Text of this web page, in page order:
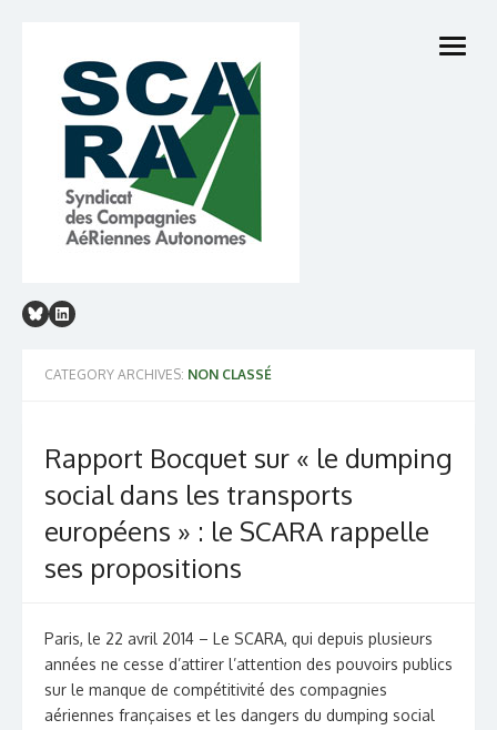
content
open
CATEGORY ARCHIVES: NON CLASSÉ
Rapport Bocquet sur « le dumping
social dans les transports
européens » : le SCARA rappelle
ses propositions
Paris, le 22 avril 2014 – Le SCARA, qui depuis plusieurs
années ne cesse d’attirer l’attention des pouvoirs publics
sur le manque de compétitivité des compagnies
aériennes françaises et les dangers du dumping social